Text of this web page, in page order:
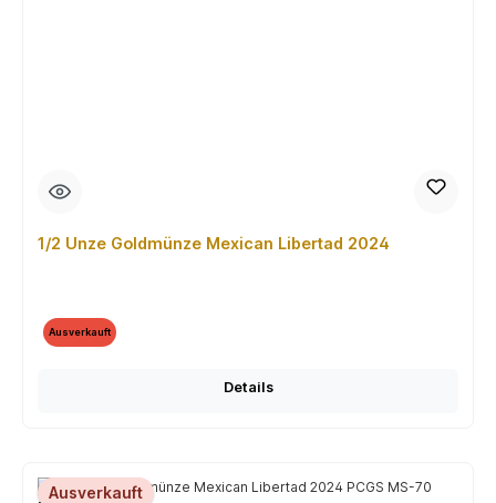
1/2 Unze Goldmünze Mexican Libertad 2024
Ausverkauft
Details
Ausverkauft